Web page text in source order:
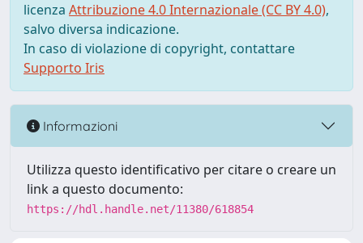
licenza Attribuzione 4.0 Internazionale (CC BY 4.0),
salvo diversa indicazione.
In caso di violazione di copyright, contattare
Supporto Iris
Informazioni
Utilizza questo identificativo per citare o creare un
link a questo documento:
https://hdl.handle.net/11380/618854